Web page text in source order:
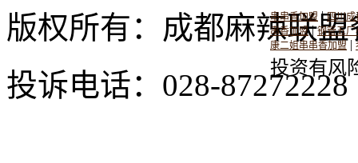
串串香加盟 |四川成
串香加盟|钢管五厂
康二姐串串香加盟|
投资有风
版权所有：成都麻辣联
投诉电话：028-